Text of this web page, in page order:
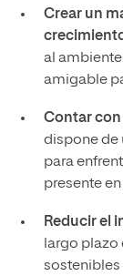
Crear un
al
amigable
Contar con
dispone de
para
presente
Reducir el
largo
sostenibles